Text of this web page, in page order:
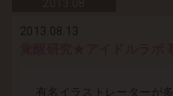
2013.08.13
有名イラストレーターが